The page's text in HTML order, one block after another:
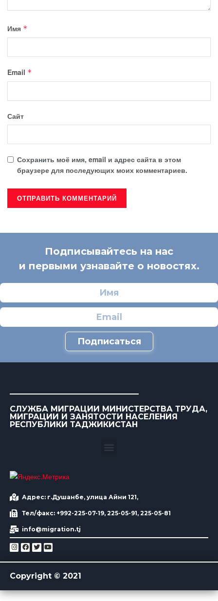
Имя *
Email *
Сайт
Сохранить моё имя, email и адрес сайта в этом
браузере для последующих моих комментариев.
Подписывайтесь на нас
и первыми узнавайте о новостях.
Подписаться
СЛУЖБА МИГРАЦИИ МИНИСТЕРСТВА ТРУДА,
МИГРАЦИИ И ЗАНЯТОСТИ НАСЕЛЕНИЯ
РЕСПУБЛИКИ ТАДЖИКИСТАН
Адрес: г.Душанбе, улица Айни 121,
Тел/факс: +992-225-07-19, 225-05-91, 225-05-81
info@migration.tj
Copyright © 2021